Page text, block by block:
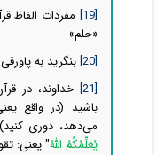
[19]
«حلم»
[20] بنگرید به پاورقی
[21] خداوند، در
باشید (در واقع
می‌دهد، دوری
يُعَلِّمُكُمُ‏ اللَّهُ" یعنی: